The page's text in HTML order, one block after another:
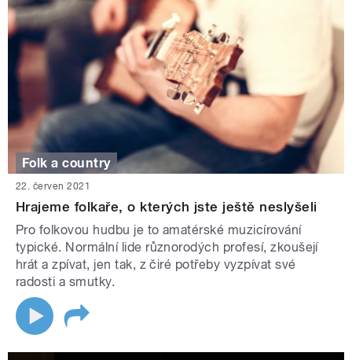
Folk a country
22. červen 2021
Hrajeme folkaře, o kterých jste ještě neslyšeli
Pro folkovou hudbu je to amatérské muzicírování
typické. Normální lide různorodých profesí, zkoušejí
hrát a zpívat, jen tak, z čiré potřeby vyzpívat své
radosti a smutky.